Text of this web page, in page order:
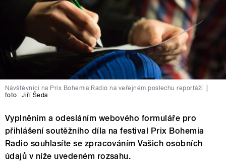
Návštěvníci na Prix Bohemia Radio na veřejném poslechu reportáží
foto: Jiří Šeda
Vyplněním a odesláním webového formuláře pro
přihlášení soutěžního díla na festival Prix Bohemia
Radio souhlasíte se zpracováním Vašich osobních
údajů v níže uvedeném rozsahu.